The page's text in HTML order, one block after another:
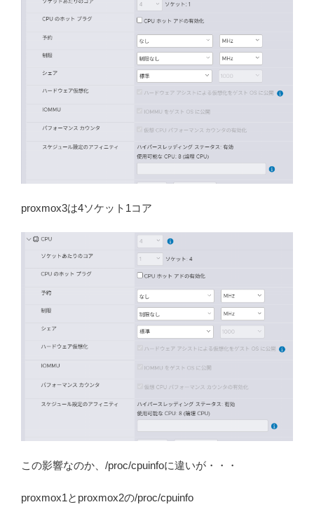
proxmox3は4ソケット1コア
この影響なのか、/proc/cpuinfoに違いが・・・
proxmox1とproxmox2の/proc/cpuinfo